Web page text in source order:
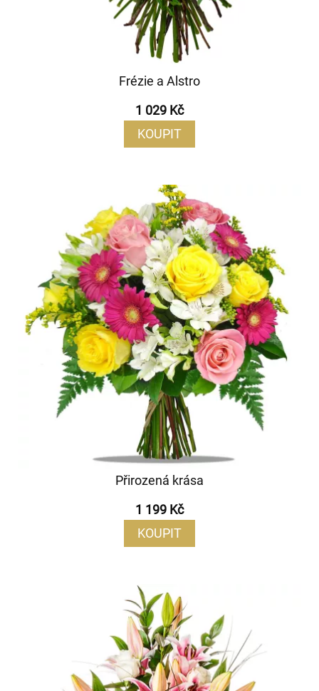
Frézie a Alstro
1 029 Kč
KOUPIT
Přirozená krása
1 199 Kč
KOUPIT